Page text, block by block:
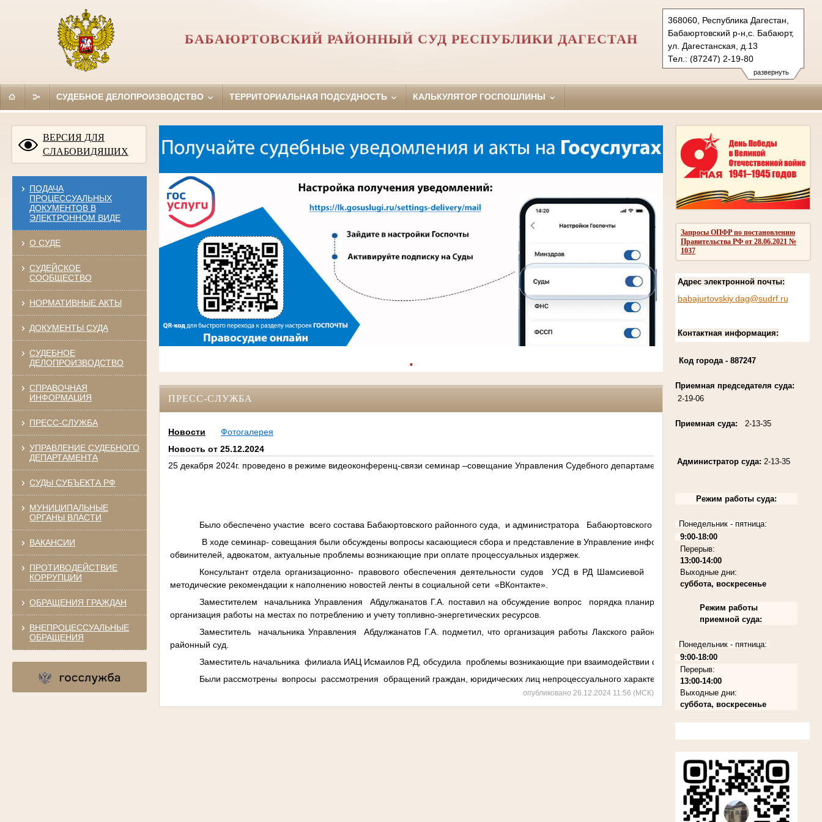
развернуть
368060, Республика Дагестан,
Бабаюртовский р-н,с. Бабаюрт,
ул. Дагестанская, д.13
Тел.: (87247) 2-19-80
babajurtovskiy.dag@sudrf.ru
БАБАЮРТОВСКИЙ РАЙОННЫЙ СУД РЕСПУБЛИКИ ДАГЕСТАН
СУДЕБНОЕ ДЕЛОПРОИЗВОДСТВО ТЕРРИТОРИАЛЬНАЯ ПОДСУДНОСТЬ КАЛЬКУЛЯТОР ГОСПОШЛИНЫ
ВЕРСИЯ ДЛЯ
СЛАБОВИДЯЩИХ
ПОДАЧА
ПРОЦЕССУАЛЬНЫХ
ДОКУМЕНТОВ В
ЭЛЕКТРОННОМ ВИДЕ
О СУДЕ
СУДЕЙСКОЕ
СООБЩЕСТВО
НОРМАТИВНЫЕ АКТЫ
ДОКУМЕНТЫ СУДА
СУДЕБНОЕ
ДЕЛОПРОИЗВОДСТВО
СПРАВОЧНАЯ
ИНФОРМАЦИЯ
ПРЕСС-СЛУЖБА
УПРАВЛЕНИЕ СУДЕБНОГО
ДЕПАРТАМЕНТА
СУДЫ СУБЪЕКТА РФ
МУНИЦИПАЛЬНЫЕ
ОРГАНЫ ВЛАСТИ
ВАКАНСИИ
ПРОТИВОДЕЙСТВИЕ
КОРРУПЦИИ
ОБРАЩЕНИЯ ГРАЖДАН
ВНЕПРОЦЕССУАЛЬНЫЕ
ОБРАЩЕНИЯ
Запросы ОПФР по постановлению
Правительства РФ от 28.06.2021 №
1037
Адрес электронной почты:
babajurtovskiy.dag@sudrf.ru
Контактная информация:
Код города - 887247
Приемная председателя суда:
2-19-06
Приемная суда: 2-13-35
Администратор суда: 2-13-35
Режим работы суда:
Понедельник - пятница:
9:00-18:00
Перерыв:
13:00-14:00
Выходные дни:
суббота, воскресенье
Режим работы
приемной суда:
Понедельник - пятница:
9:00-18:00
Перерыв:
13:00-14:00
Выходные дни:
суббота, воскресенье
.
ПРЕСС-СЛУЖБА
Новости
Фотогалерея
Новость от 25.12.2024
25 декабря 2024г. проведено в режиме видеоконференц-связи семинар –совещание Управления Судебного департамента в Республике Дагестан.
Было обеспечено участие всего состава Бабаюртовского районного суда, и администратора Бабаюртовского районного суда.
В ходе семинар- совещания были обсуждены вопросы касающиеся сбора и представление в Управление информации о срывах судебных заседаний в
обвинителей, адвокатом, актуальные проблемы возникающие при оплате процессуальных издержек.
Консультант отдела организационно- правового обеспечения деятельности судов УСД в РД Шамсиевой Ю.Р. были затронуты вопросы
методические рекомендации к наполнению новостей ленты в социальной сети «ВКонтакте».
Заместителем начальника Управления Абдулжанатов Г.А. поставил на обсуждение вопрос порядка планирования и проведения ремонтных
организация работы на местах по потреблению и учету топливно-энергетических ресурсов.
Заместитель начальника Управления Абдулжанатов Г.А. подметил, что организация работы Лакского районного суда налажена, и выделил
районный суд.
Заместитель начальника филиала ИАЦ Исмаилов Р.Д, обсудила проблемы возникающие при взаимодействии филиала ИАЦ с федеральными судами
Были рассмотрены вопросы рассмотрения обращений граждан, юридических лиц непроцессуального характера.
опубликовано 26.12.2024 11:56 (МСК)